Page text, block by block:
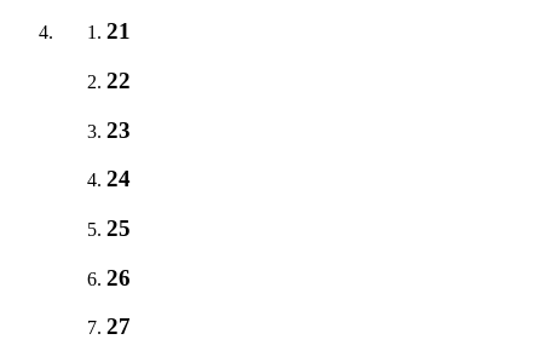
21
22
23
24
25
26
27